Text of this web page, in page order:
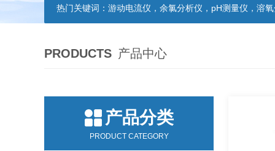
热门关键词： 游动电流仪，余氯分析仪，pH测量仪，溶氧分
PRODUCTS 产品中心
产品分类
PRODUCT CATEGORY